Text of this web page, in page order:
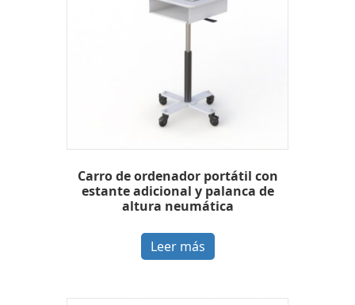
Carro de ordenador portátil con
estante adicional y palanca de
altura neumática
Leer más